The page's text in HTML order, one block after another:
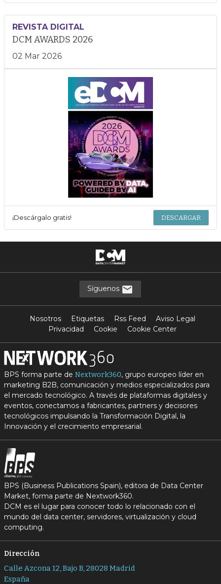
REVISTA DIGITAL
DCM AWARDS 2026
02 Mar 2026
¡Descárgalo gratis! DESCARGAR
Síguenos
Nosotros Etiquetas Rss Feed
Aviso Legal
Privacidad
Cookie Cookie Center
BPS forma parte de Nextwork360, grupo europeo líder en
marketing B2B, comunicación y medios especializados para
el mercado tecnológico. A través de plataformas digitales y
eventos, conectamos a fabricantes, partners y decisores
tecnológicos impulsando la Transformación Digital, la
Innovación y el crecimiento empresarial.
BPS (Business Publications Spain), editora de Data Center
Market, forma parte de Nextwork360.
DCM es el lugar para conocer todo lo relacionado con el
mundo del data center, servidores, virtualización y cloud
computing.
Dirección
Calle Azcona 12, Bajo B, 28028 Madrid
España